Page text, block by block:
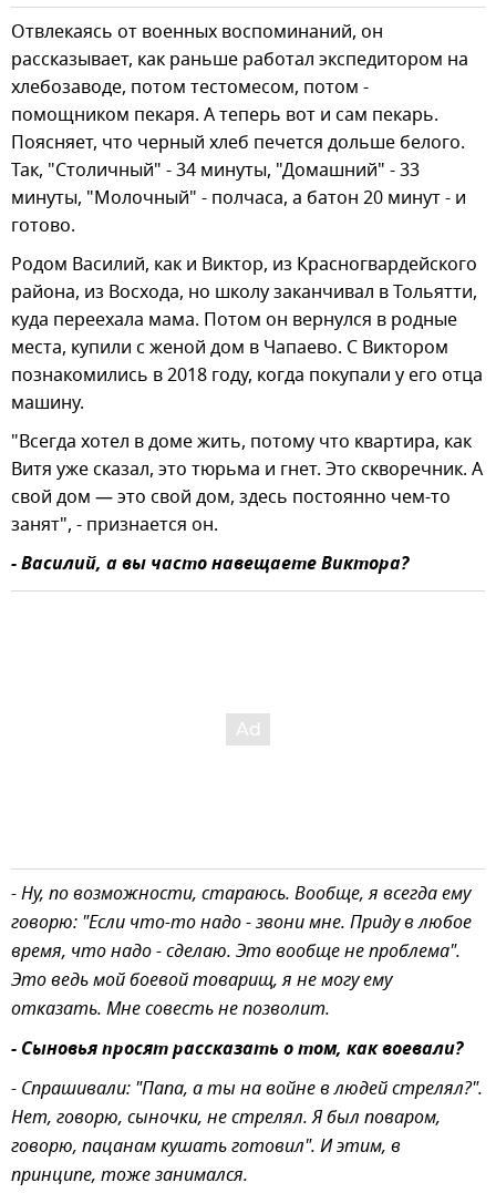
Отвлекаясь от военных воспоминаний, он
рассказывает, как раньше работал экспедитором на
хлебозаводе, потом тестомесом, потом -
помощником пекаря. А теперь вот и сам пекарь.
Поясняет, что черный хлеб печется дольше белого.
Так, "Столичный" - 34 минуты, "Домашний" - 33
минуты, "Молочный" - полчаса, а батон 20 минут - и
готово.
Родом Василий, как и Виктор, из Красногвардейского
района, из Восхода, но школу заканчивал в Тольятти,
куда переехала мама. Потом он вернулся в родные
места, купили с женой дом в Чапаево. С Виктором
познакомились в 2018 году, когда покупали у его отца
машину.
"Всегда хотел в доме жить, потому что квартира, как
Витя уже сказал, это тюрьма и гнет. Это скворечник. А
свой дом — это свой дом, здесь постоянно чем-то
занят", - признается он.
- Василий, а вы часто навещаете Виктора?
- Ну, по возможности, стараюсь. Вообще, я всегда ему
говорю: "Если что-то надо - звони мне. Приду в любое
время, что надо - сделаю. Это вообще не проблема".
Это ведь мой боевой товарищ, я не могу ему
отказать. Мне совесть не позволит.
- Сыновья просят рассказать о том, как воевали?
- Спрашивали: "Папа, а ты на войне в людей стрелял?".
Нет, говорю, сыночки, не стрелял. Я был поваром,
говорю, пацанам кушать готовил". И этим, в
принципе, тоже занимался.